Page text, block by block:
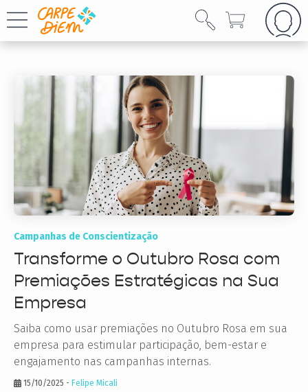
Campanhas de Conscientização
Transforme o Outubro Rosa com
Premiações Estratégicas na Sua
Empresa
Saiba como usar premiações no Outubro Rosa em sua
empresa para estimular participação, bem-estar e
engajamento nas campanhas internas.
15/10/2025 - Felipe Micali